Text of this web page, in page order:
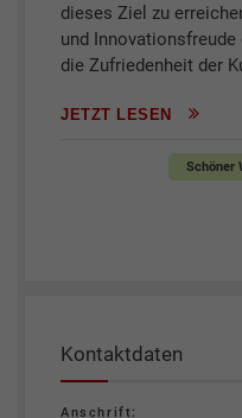
dieses Ziel zu
und
die Zufriedenheit der
JETZT LESEN
Schöner
Kontaktdaten
Anschrift: